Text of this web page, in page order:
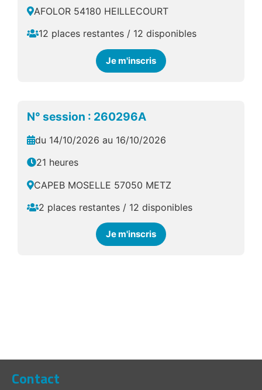
AFOLOR 54180 HEILLECOURT
12 places restantes / 12 disponibles
Je m'inscris
N° session : 260296A
du 14/10/2026 au 16/10/2026
21 heures
CAPEB MOSELLE 57050 METZ
2 places restantes / 12 disponibles
Je m'inscris
Contact